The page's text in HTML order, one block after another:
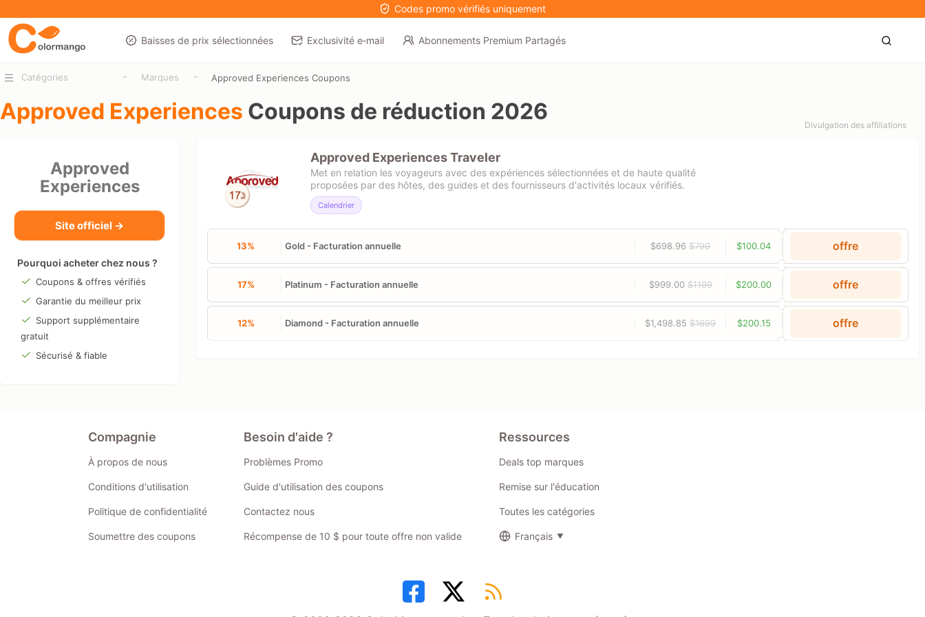
Codes promo vérifiés uniquement
Baisses de prix sélectionnées Exclusivité e‑mail Abonnements Premium Partagés
Catégories - Marques - Approved Experiences Coupons
Approved Experiences Coupons de réduction 2026
Divulgation des affiliations
Approved
Experiences
Site officiel →
Pourquoi acheter chez nous ?
Coupons & offres vérifiés
Garantie du meilleur prix
Support supplémentaire
gratuit
Sécurisé & fiable
Approved Experiences Traveler
Met en relation les voyageurs avec des expériences sélectionnées et de haute qualité
proposées par des hôtes, des guides et des fournisseurs d'activités locaux vérifiés.
Calendrier
13% Gold - Facturation annuelle $698.96$799 $100.04 offre
17% Platinum - Facturation annuelle $999.00 $1199 $200.00 offre
12% Diamond - Facturation annuelle $1,498.85$1699 $200.15 offre
Compagnie
À propos de nous
Conditions d'utilisation
Politique de confidentialité
Soumettre des coupons
Besoin d'aide ?
Problèmes Promo
Guide d'utilisation des coupons
Contactez nous
Récompense de 10 $ pour toute offre non valide
Ressources
Deals top marques
Remise sur l'éducation
Toutes les catégories
Français